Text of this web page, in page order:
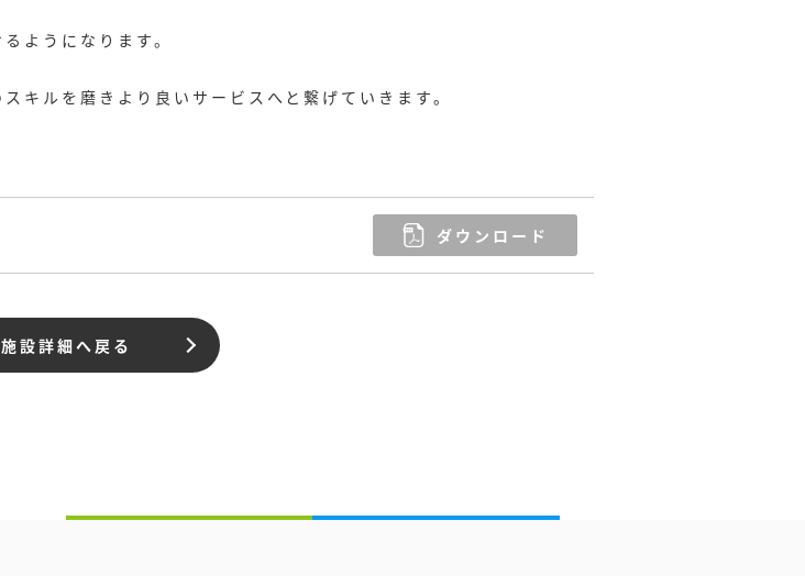
ようになります。
キルを磨きより良いサービスへと繋げていきます。
ダウンロード
施設詳細へ戻る